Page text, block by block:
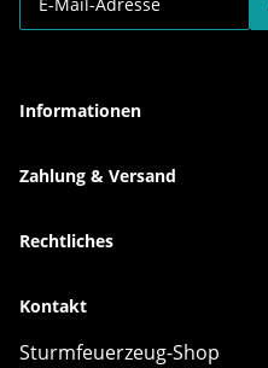
Informationen
Zahlung & Versand
Rechtliches
Kontakt
Sturmfeuerzeug-Shop